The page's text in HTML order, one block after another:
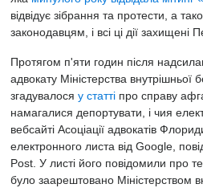
відвідує зібрання та протести, а
законодавцям, і всі ці дії
Протягом п'яти годин після
адвокату Міністерства внутрішньої
згадувалося у статті про справу
намагалися депортувати, і чия
вебсайті Асоціації адвокатів
електронного листа від Google,
Post. У листі його повідомили про
було заарештовано Міністерством